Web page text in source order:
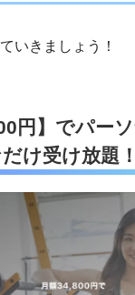
いきましょう！
円】でパー
け受け放題！